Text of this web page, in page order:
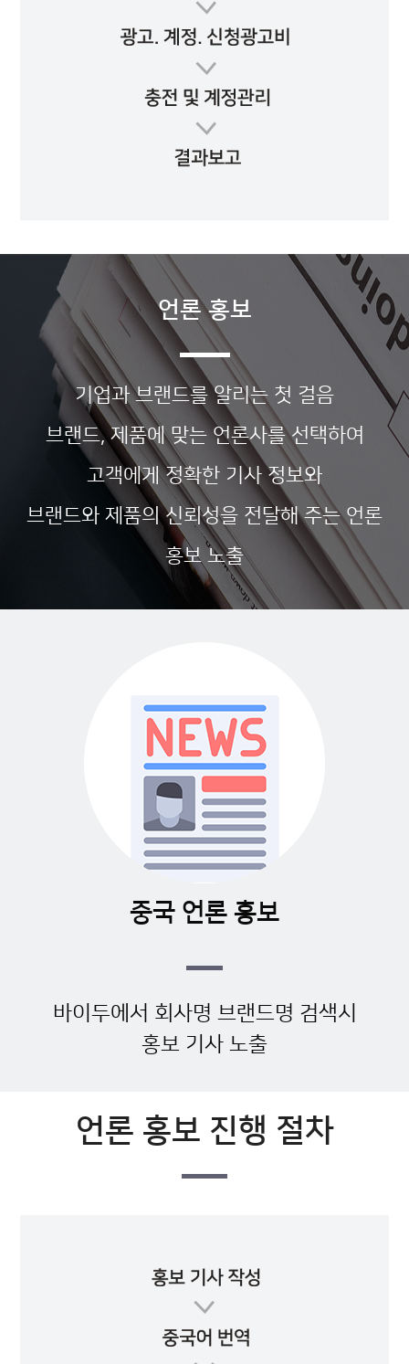
언론 홍보
기업과 브랜드를 알리는 첫 걸음
브랜드, 제품에 맞는 언론사를 선택하여
고객에게 정확한 기사 정보와
브랜드와 제품의 신뢰성을 전달해 주는 언론
홍보 노출
중국 언론 홍보
바이두에서 회사명 브랜드명 검색시
홍보 기사 노출
언론 홍보 진행 절차